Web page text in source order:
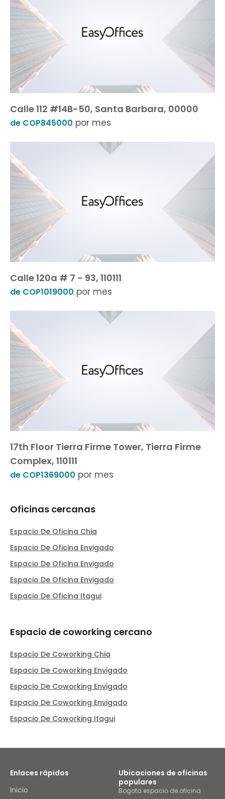
Calle 112 #14B-50, Santa Barbara, 00000
de COP845000 por mes
Calle 120a # 7 - 93, 110111
de COP1019000 por mes
17th Floor Tierra Firme Tower, Tierra Firme
Complex, 110111
de COP1369000 por mes
Oficinas cercanas
Espacio De Oficina Chia
Espacio De Oficina Envigado
Espacio De Oficina Envigado
Espacio De Oficina Envigado
Espacio De Oficina Itagui
Espacio de coworking cercano
Espacio De Coworking Chia
Espacio De Coworking Envigado
Espacio De Coworking Envigado
Espacio De Coworking Envigado
Espacio De Coworking Itagui
Enlaces rápidos
Inicio
Ubicaciones de oficinas
populares
Bogota espacio de oficina